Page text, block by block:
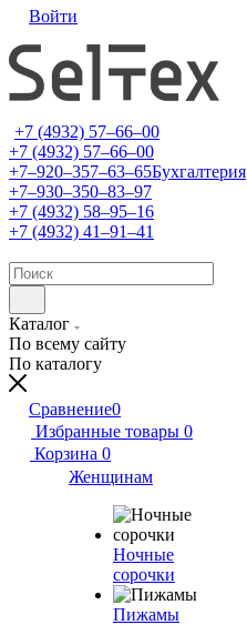
Войти
+7 (4932) 57‒66‒00
+7 (4932) 57‒66‒00
+7‒920‒357‒63‒65Бухгалтерия
+7‒930‒350‒83‒97
+7 (4932) 58‒95‒16
+7 (4932) 41‒91‒41
Каталог
По всему сайту
По каталогу
Сравнение0
Избранные товары 0
Корзина 0
Женщинам
Ночные
сорочки
Пижамы